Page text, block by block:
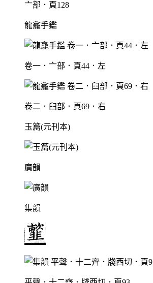
亠部．頁128
龍龕手鑑
卷一．亠部．頁44．左
卷二．臼部．頁69．右
玉篇(元刊本)
廣韻
集韻